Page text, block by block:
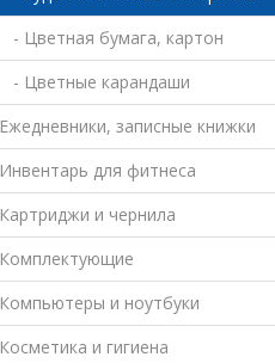
- Цветная бумага, картон
- Цветные карандаши
Ежедневники, записные книжки
Инвентарь для фитнеса
Картриджи и чернила
Комплектующие
Компьютеры и ноутбуки
Косметика и гигиена